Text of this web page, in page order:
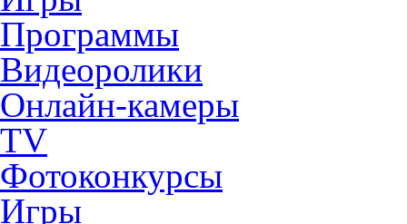
Программы
Видеоролики
Онлайн-камеры
TV
Фотоконкурсы
Игры